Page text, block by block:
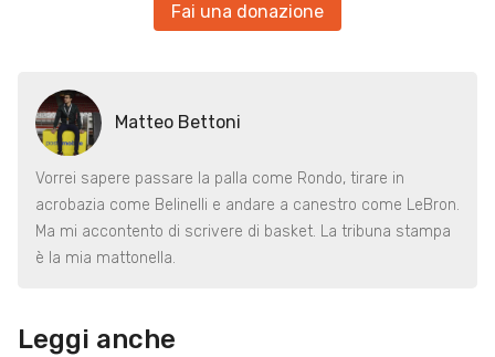
Fai una donazione
Matteo Bettoni
Vorrei sapere passare la palla come Rondo, tirare in
acrobazia come Belinelli e andare a canestro come LeBron.
Ma mi accontento di scrivere di basket. La tribuna stampa
è la mia mattonella.
Leggi anche